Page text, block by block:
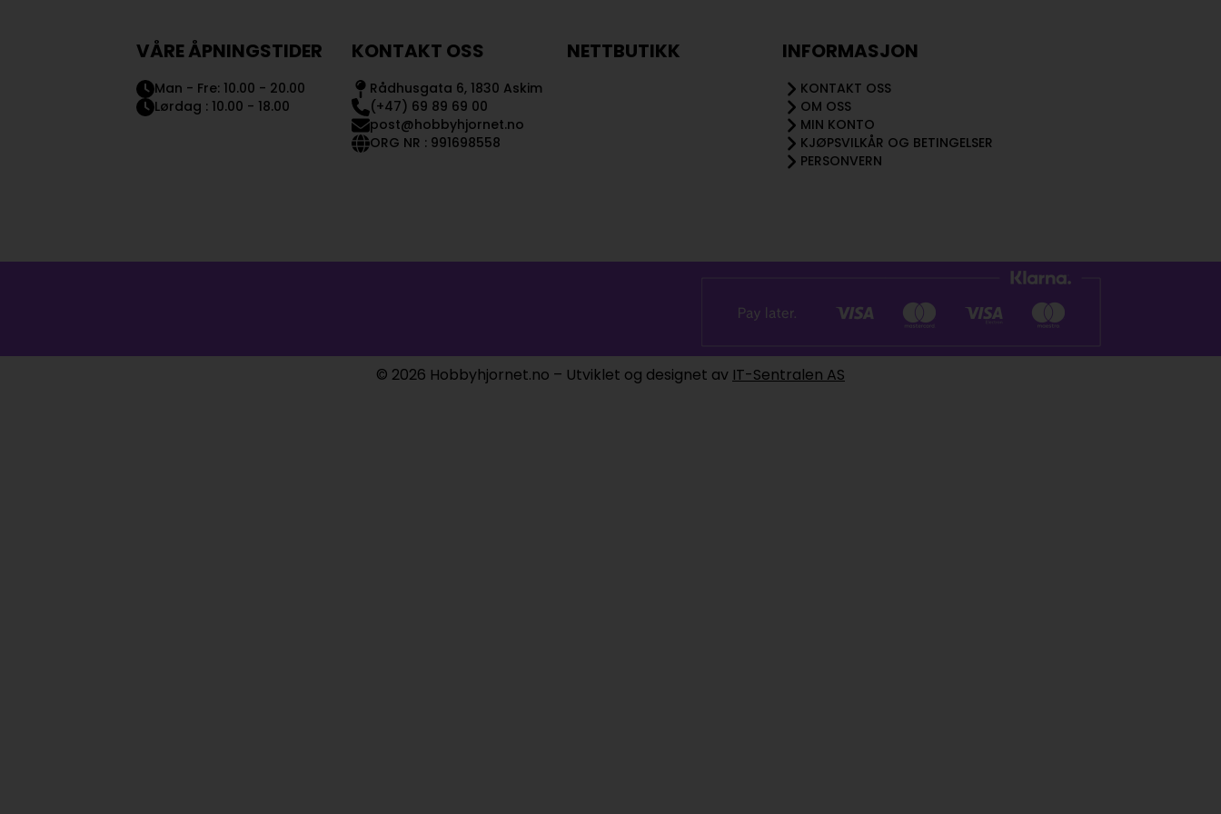
VÅRE ÅPNINGSTIDER
Man - Fre: 10.00 - 20.00
Lørdag : 10.00 - 18.00
KONTAKT OSS
Rådhusgata 6, 1830 Askim
(+47) 69 89 69 00
post@hobbyhjornet.no
ORG NR : 991698558
NETTBUTIKK INFORMASJON
KONTAKT OSS
OM OSS
MIN KONTO
KJØPSVILKÅR OG BETINGELSER
PERSONVERN
© 2026 Hobbyhjornet.no – Utviklet og designet av IT-Sentralen AS